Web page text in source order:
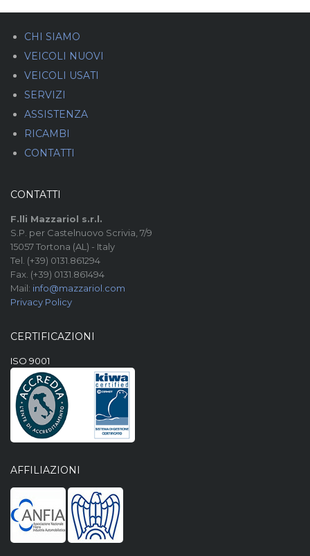
CHI SIAMO
VEICOLI NUOVI
VEICOLI USATI
SERVIZI
ASSISTENZA
RICAMBI
CONTATTI
CONTATTI
F.lli Mazzariol s.r.l.
S.P. per Castelnuovo Scrivia, 7/9
15057 Tortona (AL) - Italy
Tel. (+39) 0131.861294
Fax. (+39) 0131.861494
Mail: info@mazzariol.com
Privacy Policy
CERTIFICAZIONI
ISO 9001
AFFILIAZIONI